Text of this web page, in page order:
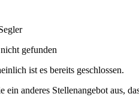
gefunden
ist es bereits geschlossen.
ein anderes Stellenangebot aus,